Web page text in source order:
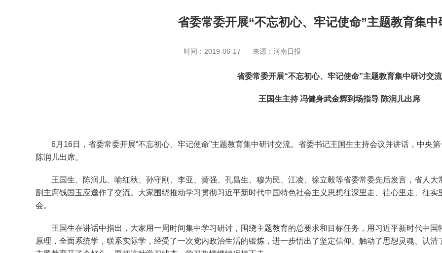
省委常委开展“不忘初心、牢记使命”主题教育集中
时间：2019-06-17 来源：河南日报
省委常委开展“不忘初心、牢记使命”主题教育集中研讨交流
王国生主持 冯健身武金辉到场指导 陈润儿出席
6月16日，省委常委开展“不忘初心、牢记使命”主题教育集中研讨交流。省委书记王国生主持会议并讲话，中央
陈润儿出席。
王国生、陈润儿、喻红秋、孙守刚、李亚、黄强、孔昌生、穆为民、江凌、徐立毅等省委常委先后发言，省人大
副主席钱国玉应邀作了交流。大家围绕推动学习贯彻习近平新时代中国特色社会主义思想往深里走、往心里走、往
会。
王国生在讲话中指出，大家用一周时间集中学习研讨，围绕主题教育的总要求和目标任务，用习近平新时代中国
原理，全面系统学，联系实际学，经受了一次党内政治生活的锻炼，进一步悟出了坚定信仰、触动了思想灵魂、认